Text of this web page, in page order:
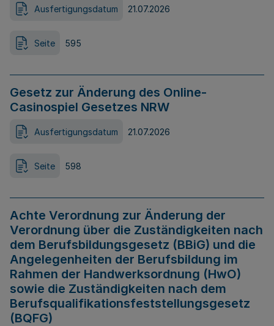
Ausfertigungsdatum 21.07.2026
Seite 595
Gesetz zur Änderung des Online-
Casinospiel Gesetzes NRW
Ausfertigungsdatum 21.07.2026
Seite 598
Achte Verordnung zur Änderung der
Verordnung über die Zuständigkeiten nach
dem Berufsbildungsgesetz (BBiG) und die
Angelegenheiten der Berufsbildung im
Rahmen der Handwerksordnung (HwO)
sowie die Zuständigkeiten nach dem
Berufsqualifikationsfeststellungsgesetz
(BQFG)